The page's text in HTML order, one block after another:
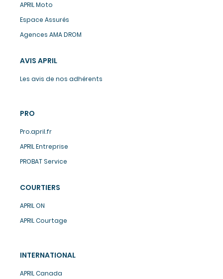
APRIL Moto
Espace Assurés
Agences AMA DROM
AVIS APRIL
Les avis de nos adhérents
PRO
Pro.april.fr
APRIL Entreprise
PROBAT Service
COURTIERS
APRIL ON
APRIL Courtage
INTERNATIONAL
APRIL Canada